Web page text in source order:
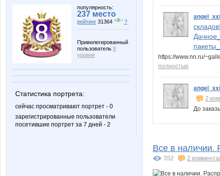
популярность:
237 место
рейтинг 31364 +35 ↑ ?
Привилегированный
пользователь 8
уровня
Статистика портрета:
сейчас просматривают портрет - 0
зарегистрированные пользователи
посетившие портрет за 7 дней - 2
angel_xxi
https://www.nn.ru/
полностью
angel_xxi
2
До
Все в наличии.
352 2